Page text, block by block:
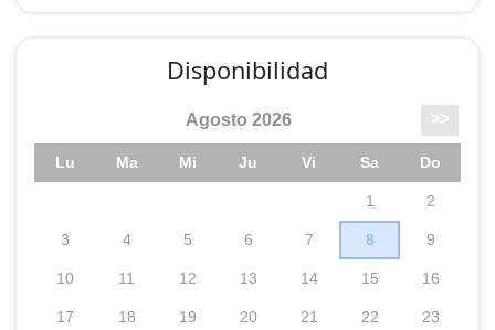
HERRERÍA (8 personas)
* Apartamento dúplex. Habitación superior
abuhardillada, 6 camas individuales. Habitación en
planta baja con cama doble. Salida al jardín.
* Equipado con calefacción. Cocina completa con
lavadora, frigorífico, placa+horno, microondas.
* Habitaciones con ropa de cama y equipamiento de
baño.
* Televisión con TDT HD. WiFi.
Disponibilidad